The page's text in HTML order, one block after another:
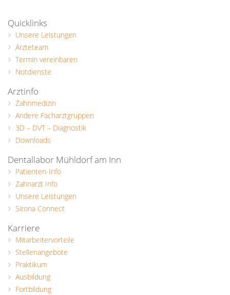
Quicklinks
Unsere Leistungen
Ärzteteam
Termin vereinbaren
Notdienste
Arztinfo
Zahnmedizin
Andere Facharztgruppen
3D – DVT – Diagnostik
Downloads
Dentallabor Mühldorf am Inn
Patienten-Info
Zahnarzt Info
Unsere Leistungen
Sirona Connect
Karriere
Mitarbeitervorteile
Stellenangebote
Praktikum
Ausbildung
Fortbildung